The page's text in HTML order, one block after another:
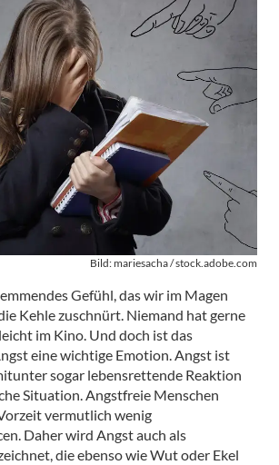
Bild: mariesacha / stock.adobe.com
Gefühl, das wir im Magen
Kehle zuschnürt. Niemand hat gerne
im Kino. Und doch ist das
eine wichtige Emotion. Angst ist
sogar lebensrettende Reaktion
Situation. Angstfreie Menschen
vermutlich wenig
Daher wird Angst auch als
die ebenso wie Wut oder Ekel